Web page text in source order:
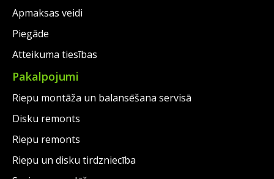
Apmaksas veidi
Piegāde
Atteikuma tiesības
Pakalpojumi
Riepu montāža un balansēšana servisā
Disku remonts
Riepu remonts
Riepu un disku tirdzniecība